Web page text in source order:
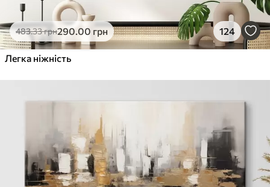
483.33грн290.00 грн 124
Легка ніжність